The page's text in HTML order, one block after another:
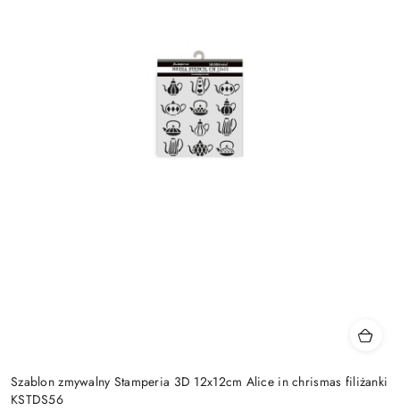
Szablon zmywalny Stamperia 3D 12x12cm Alice in chrismas filiżanki
KSTDS56